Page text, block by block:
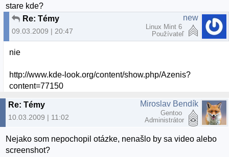
stare kde?
Re: Témy
09.03.2009 | 20:47
new
Linux Mint 6
Používateľ
nie
http://www.kde-look.org/content/show.php/Azenis?
content=77150
Re: Témy
10.03.2009 | 11:02
Miroslav Bendík
Gentoo
Administrátor
Nejako som nepochopil otázke, nenašlo by sa video alebo
screenshot?